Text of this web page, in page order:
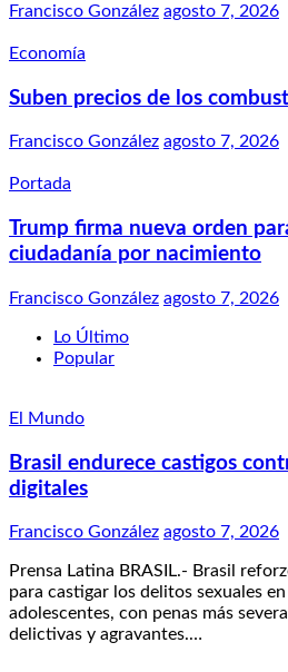
Francisco González agosto 7, 2026
Economía
Suben precios de los
Francisco González agosto 7, 2026
Portada
Trump firma nueva orden
ciudadanía por nacimiento
Francisco González agosto 7, 2026
Lo Último
Popular
El Mundo
Brasil endurece castigos
digitales
Francisco González agosto 7, 2026
Prensa Latina BRASIL.- Brasil
para castigar los delitos sexuales
adolescentes, con penas más
delictivas y agravantes.…